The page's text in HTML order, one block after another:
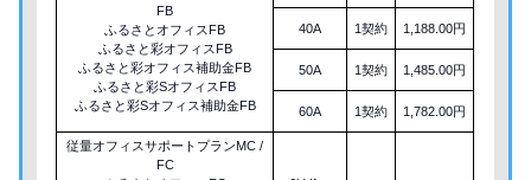
FB
ふるさとオフィスFB
ふるさと彩オフィスFB
ふるさと彩オフィス補助金FB
ふるさと彩SオフィスFB
ふるさと彩Sオフィス補助金FB
40A 1契約 1,188.00円
50A 1契約 1,485.00円
60A 1契約 1,782.00円
従量オフィスサポートプランMC /
FC